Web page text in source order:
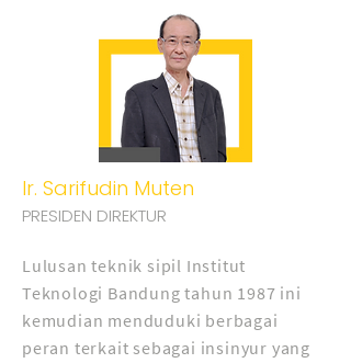
Ir. Sarifudin Muten
PRESIDEN DIREKTUR
Lulusan teknik sipil Institut
Teknologi Bandung tahun 1987 ini
kemudian menduduki berbagai
peran terkait sebagai insinyur yang